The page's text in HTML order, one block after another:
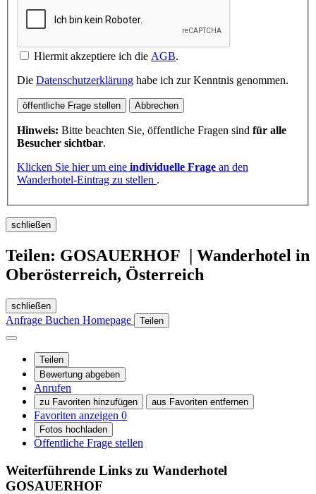
Hiermit akzeptiere ich die AGB.
Die Datenschutzerklärung habe ich zur Kenntnis genommen.
öffentliche Frage stellen Abbrechen
Hinweis: Bitte beachten Sie, öffentliche Fragen sind für alle
Besucher sichtbar.
Klicken Sie hier um eine individuelle Frage an den
Wanderhotel-Eintrag zu stellen .
schließen
Teilen: GOSAUERHOF | Wanderhotel in
Oberösterreich, Österreich
schließen
Anfrage Buchen Homepage Teilen
Teilen
Bewertung abgeben
Anrufen
zu Favoriten hinzufügen aus Favoriten entfernen
Favoriten anzeigen 0
Fotos hochladen
Öffentliche Frage stellen
Weiterführende Links zu Wanderhotel
GOSAUERHOF